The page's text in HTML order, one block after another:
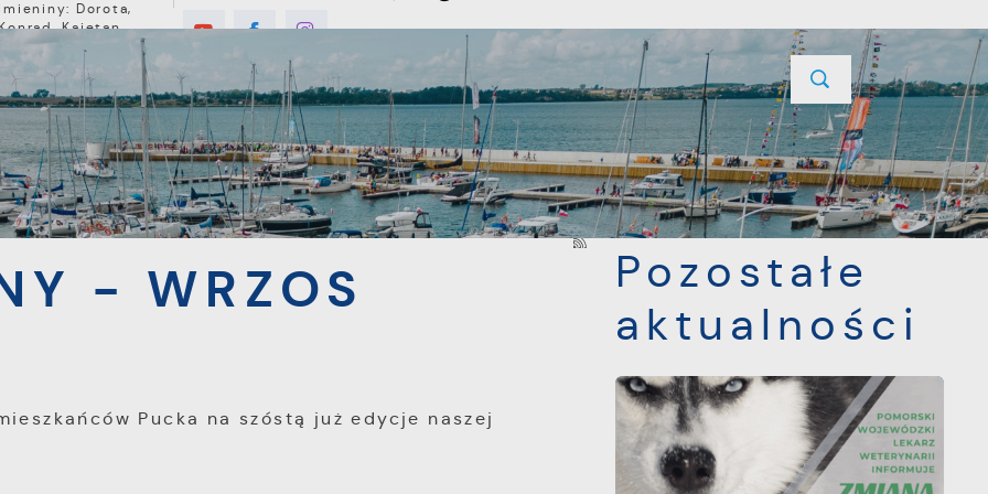
Imieniny: Dorota,
Kajetan
MIESZKANIEC TURYSTYKA INWESTYCJE PROJEKTY UNIJNE KONTAKT
„PAPIER ODDANY - WRZOS WYGRANY!” POPRZEDNI NASTĘPNY
- WRZOS
Pucka na szóstą już edycje naszej
Pozostałe
aktualności